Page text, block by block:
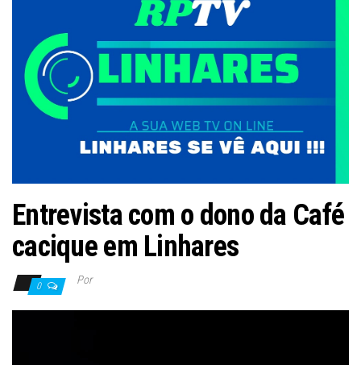
Entrevista com o dono da Café
cacique em Linhares
0 Por